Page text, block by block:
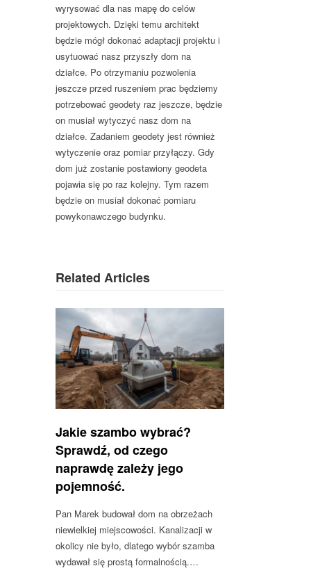
wyrysować dla nas mapę do celów
projektowych. Dzięki temu architekt
będzie mógł dokonać adaptacji projektu i
usytuować nasz przyszły dom na
działce. Po otrzymaniu pozwolenia
jeszcze przed ruszeniem prac będziemy
potrzebować geodety raz jeszcze, będzie
on musiał wytyczyć nasz dom na
działce. Zadaniem geodety jest również
wytyczenie oraz pomiar przyłączy. Gdy
dom już zostanie postawiony geodeta
pojawia się po raz kolejny. Tym razem
będzie on musiał dokonać pomiaru
powykonawczego budynku.
Related Articles
Jakie szambo wybrać?
Sprawdź, od czego
naprawdę zależy jego
pojemność.
Pan Marek budował dom na obrzeżach
niewielkiej miejscowości. Kanalizacji w
okolicy nie było, dlatego wybór szamba
wydawał się prostą formalnością.…